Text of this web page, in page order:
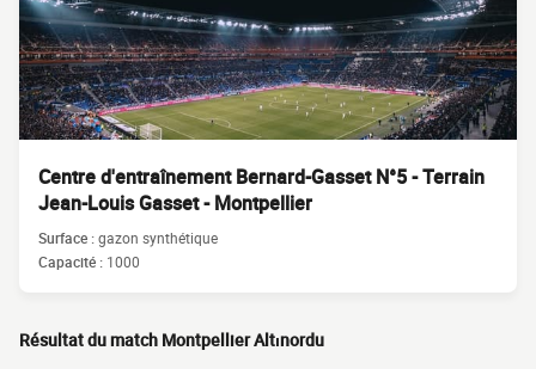
Centre d'entraînement Bernard-Gasset N°5 - Terrain
Jean-Louis Gasset - Montpellier
Surface :gazon synthétique
Capacité : 1000
Résultat du match Montpellier Altınordu